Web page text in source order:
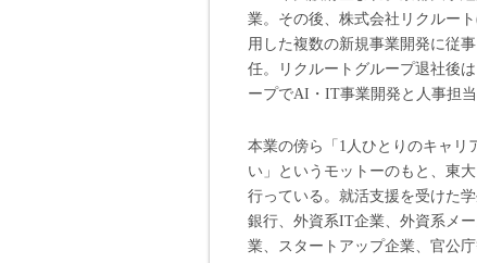
業。その後、株式会社リクルー
用した複数の新規事業開発に従
任。リクルートグループ退社後
ープでAI・IT事業開発と人事担
本業の傍ら「1人ひとりのキャリ
い」というモットーのもと、東
行っている。就活支援を受けた
銀行、外資系IT企業、外資系メ
業、スタートアップ企業、官公